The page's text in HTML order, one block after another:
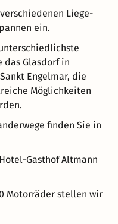
Liege-
ein.
das Glasdorf in
Engelmar, die
Möglichkeiten
finden Sie in
Gasthof Altmann
Motorräder stellen wir